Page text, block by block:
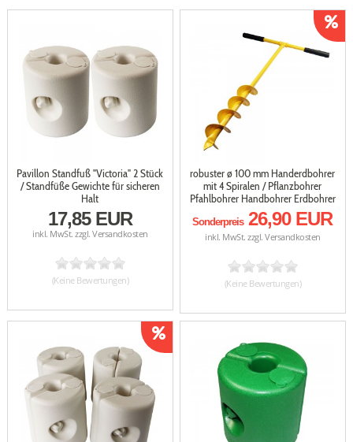
Pavillon Standfuß "Victoria" 2 Stück
/ Standfüße Gewichte für sicheren
Halt
17,85 EUR
inkl. MwSt. zzgl.Versandkosten
(Keine Bewertungen)
robuster ø 100 mm Handerdbohrer
mit 4 Spiralen / Pflanzbohrer
Pfahlbohrer Handbohrer Erdbohrer
Sonderpreis26,90 EUR
inkl. MwSt. zzgl.Versandkosten
(Keine Bewertungen)